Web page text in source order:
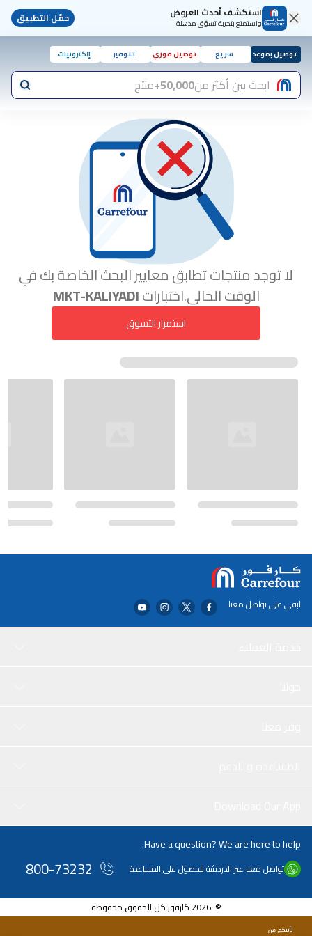
استكشف أحدث العروض
واستمتع بتجربة تسوّق مذهلة! حمّل التطبيق
توصيل بموعد سريع توصيل فوري التوفير إلكترونيات
ابحث بين أكثر من50,000+ منتج
لا توجد منتجات تطابق معايير البحث الخاصة بك في
الوقت الحالي.اختباراتMKT-KALIYADI
استمرار التسوق
ابقى على تواصل معنا
Have a question? We are here to help.
تواصل معنا عبر الدردشة للحصول على المساعدة 800-73232
© 2026 كارفور كل الحقوق محفوظة